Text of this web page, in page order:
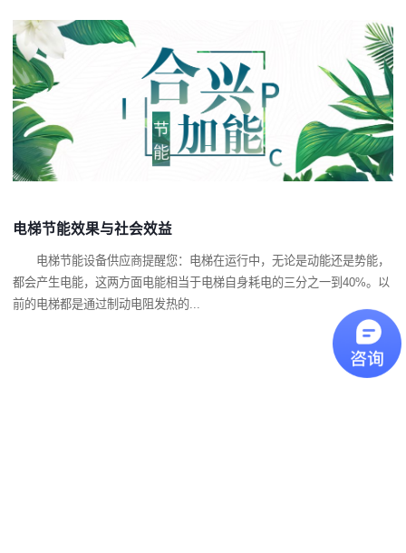
电梯节能效果与社会效益
电梯节能设备供应商提醒您：电梯在运行中，无论是动能还是势能，
都会产生电能，这两方面电能相当于电梯自身耗电的三分之一到40%。以
前的电梯都是通过制动电阻发热的...